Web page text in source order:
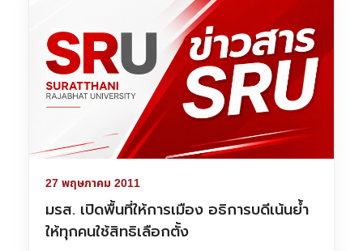
27 พฤษภาคม 2011
มรส. เปิดพื้นที่ให้การเมือง อธิการบดีเน้นย้ำ
ให้ทุกคนใช้สิทธิเลือกตั้ง